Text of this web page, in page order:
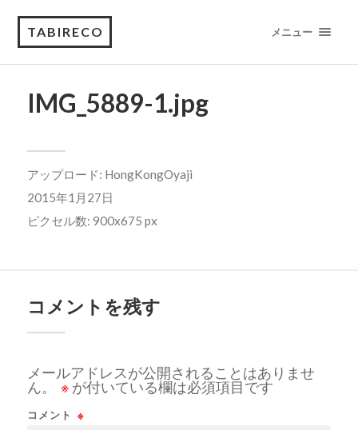
TABIRECO メニュー
IMG_5889-1.jpg
アップロード: HongKongOyaji
2015年1月27日
ピクセル数: 900x675 px
コメントを残す
メールアドレスが公開されることはありませ
ん。
※ が付いている欄は必須項目です
コメント ※